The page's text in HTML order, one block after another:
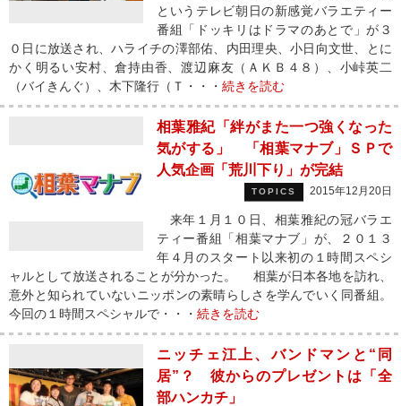
というテレビ朝日の新感覚バラエティー
番組「ドッキリはドラマのあとで」が３
０日に放送され、ハライチの澤部佑、内田理央、小日向文世、とに
かく明るい安村、倉持由香、渡辺麻友（ＡＫＢ４８）、小峠英二
（バイきんぐ）、木下隆行（Ｔ・・・ 続きを読む
相葉雅紀「絆がまた一つ強くなった
気がする」 「相葉マナブ」ＳＰで
人気企画「荒川下り」が完結
TOPICS 2015年12月20日
来年１月１０日、相葉雅紀の冠バラエ
ティー番組「相葉マナブ」が、２０１３
年４月のスタート以来初の１時間スペシ
ャルとして放送されることが分かった。 相葉が日本各地を訪れ、
意外と知られていないニッポンの素晴らしさを学んでいく同番組。
今回の１時間スペシャルで・・・ 続きを読む
ニッチェ江上、バンドマンと“同
居”？ 彼からのプレゼントは「全
部ハンカチ」